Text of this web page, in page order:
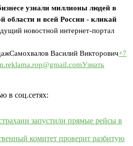
узнали миллионы людей в
области и всей России - кликай
новостной интернет-портал
Самохвалов Василий Викторович+7
Узнать
в соц.сетях:
запустили прямые рейсы в
комитет проверит разбитую